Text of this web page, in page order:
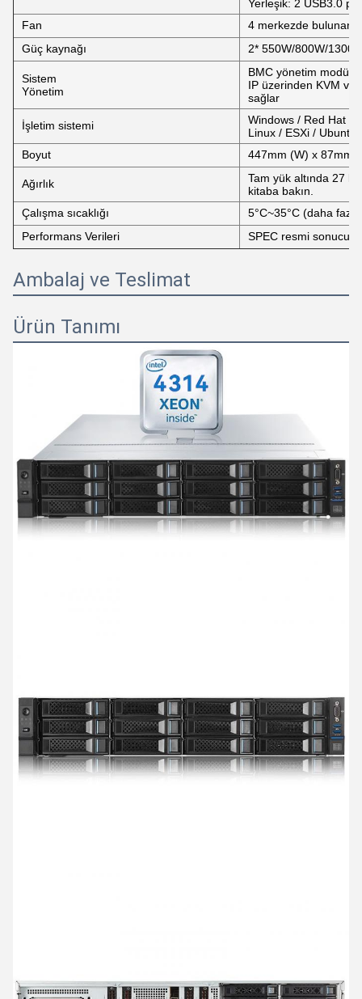
Yerleşik: 2 USB3.0
Fan
4 merkezde bulunan
Güç kaynağı
2* 550W/800W/
Sistem
Yönetim
BMC yönetim modülü
IP üzerinden KVM ve
sağlar
İşletim sistemi
Windows / Red Hat /
Linux / ESXi / Ubuntu
Boyut
447mm (W) x 87mm
Ağırlık
Tam yük altında 27
kitaba bakın.
Çalışma sıcaklığı
5°C~35°C (daha
Performans Verileri
SPEC resmi sonucu:
Ambalaj ve Teslimat
Ürün Tanımı